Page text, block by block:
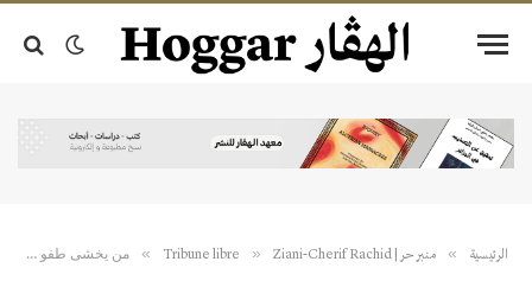
الرئيسية » منبر حر | Tribune libre » Ziani-Cherif Rachid
» من يخشى طفو أوراق تاريخ حرب التحرير في الجزائر؟